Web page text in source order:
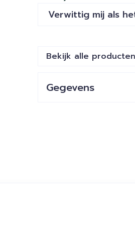
Verwittig mij als
Bekijk alle
Gegevens